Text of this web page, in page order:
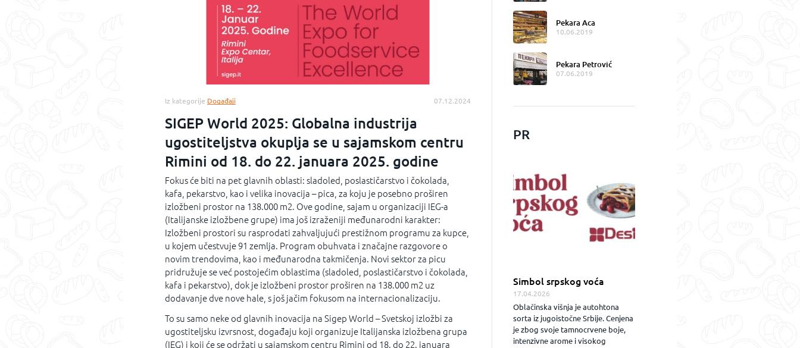
Iz kategorije Događaji 07.12.2024
SIGEP World 2025: Globalna industrija
ugostiteljstva okuplja se u sajamskom centru
Rimini od 18. do 22. januara 2025. godine
Fokus će biti na pet glavnih oblasti: sladoled, poslastičarstvo i čokolada,
kafa, pekarstvo, kao i velika inovacija – pica, za koju je posebno proširen
izložbeni prostor na 138.000 m2. Ove godine, sajam u organizaciji IEG-a
(Italijanske izložbene grupe) ima još izraženiji međunarodni karakter:
Izložbeni prostori su rasprodati zahvaljujući prestižnom programu za kupce,
u kojem učestvuje 91 zemlja. Program obuhvata i značajne razgovore o
novim trendovima, kao i međunarodna takmičenja. Novi sektor za picu
pridružuje se već postojećim oblastima (sladoled, poslastičarstvo i čokolada,
kafa i pekarstvo), dok je izložbeni prostor proširen na 138.000 m2 uz
dodavanje dve nove hale, s još jačim fokusom na internacionalizaciju.
To su samo neke od glavnih inovacija na Sigep World – Svetskoj izložbi za
ugostiteljsku izvrsnost, događaju koji organizuje Italijanska izložbena grupa
(IEG) i koji će se održati u sajamskom centru Rimini od 18. do 22. januara
Pekara Aca
10.06.2019
Pekara Petrović
07.06.2019
PR
Simbol srpskog voća
17.04.2026
Oblačinska višnja je autohtona
sorta iz jugoistočne Srbije. Cenjena
je zbog svoje tamnocrvene boje,
intenzivne arome i visokog